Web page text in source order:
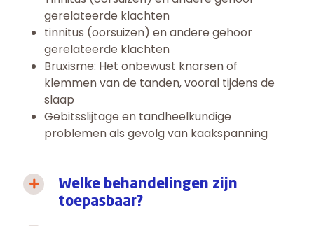
gerelateerde klachten
tinnitus (oorsuizen) en andere gehoor
gerelateerde klachten
Bruxisme: Het onbewust knarsen of
klemmen van de tanden, vooral tijdens de
slaap
Gebitsslijtage en tandheelkundige
problemen als gevolg van kaakspanning
Welke behandelingen zijn
toepasbaar?